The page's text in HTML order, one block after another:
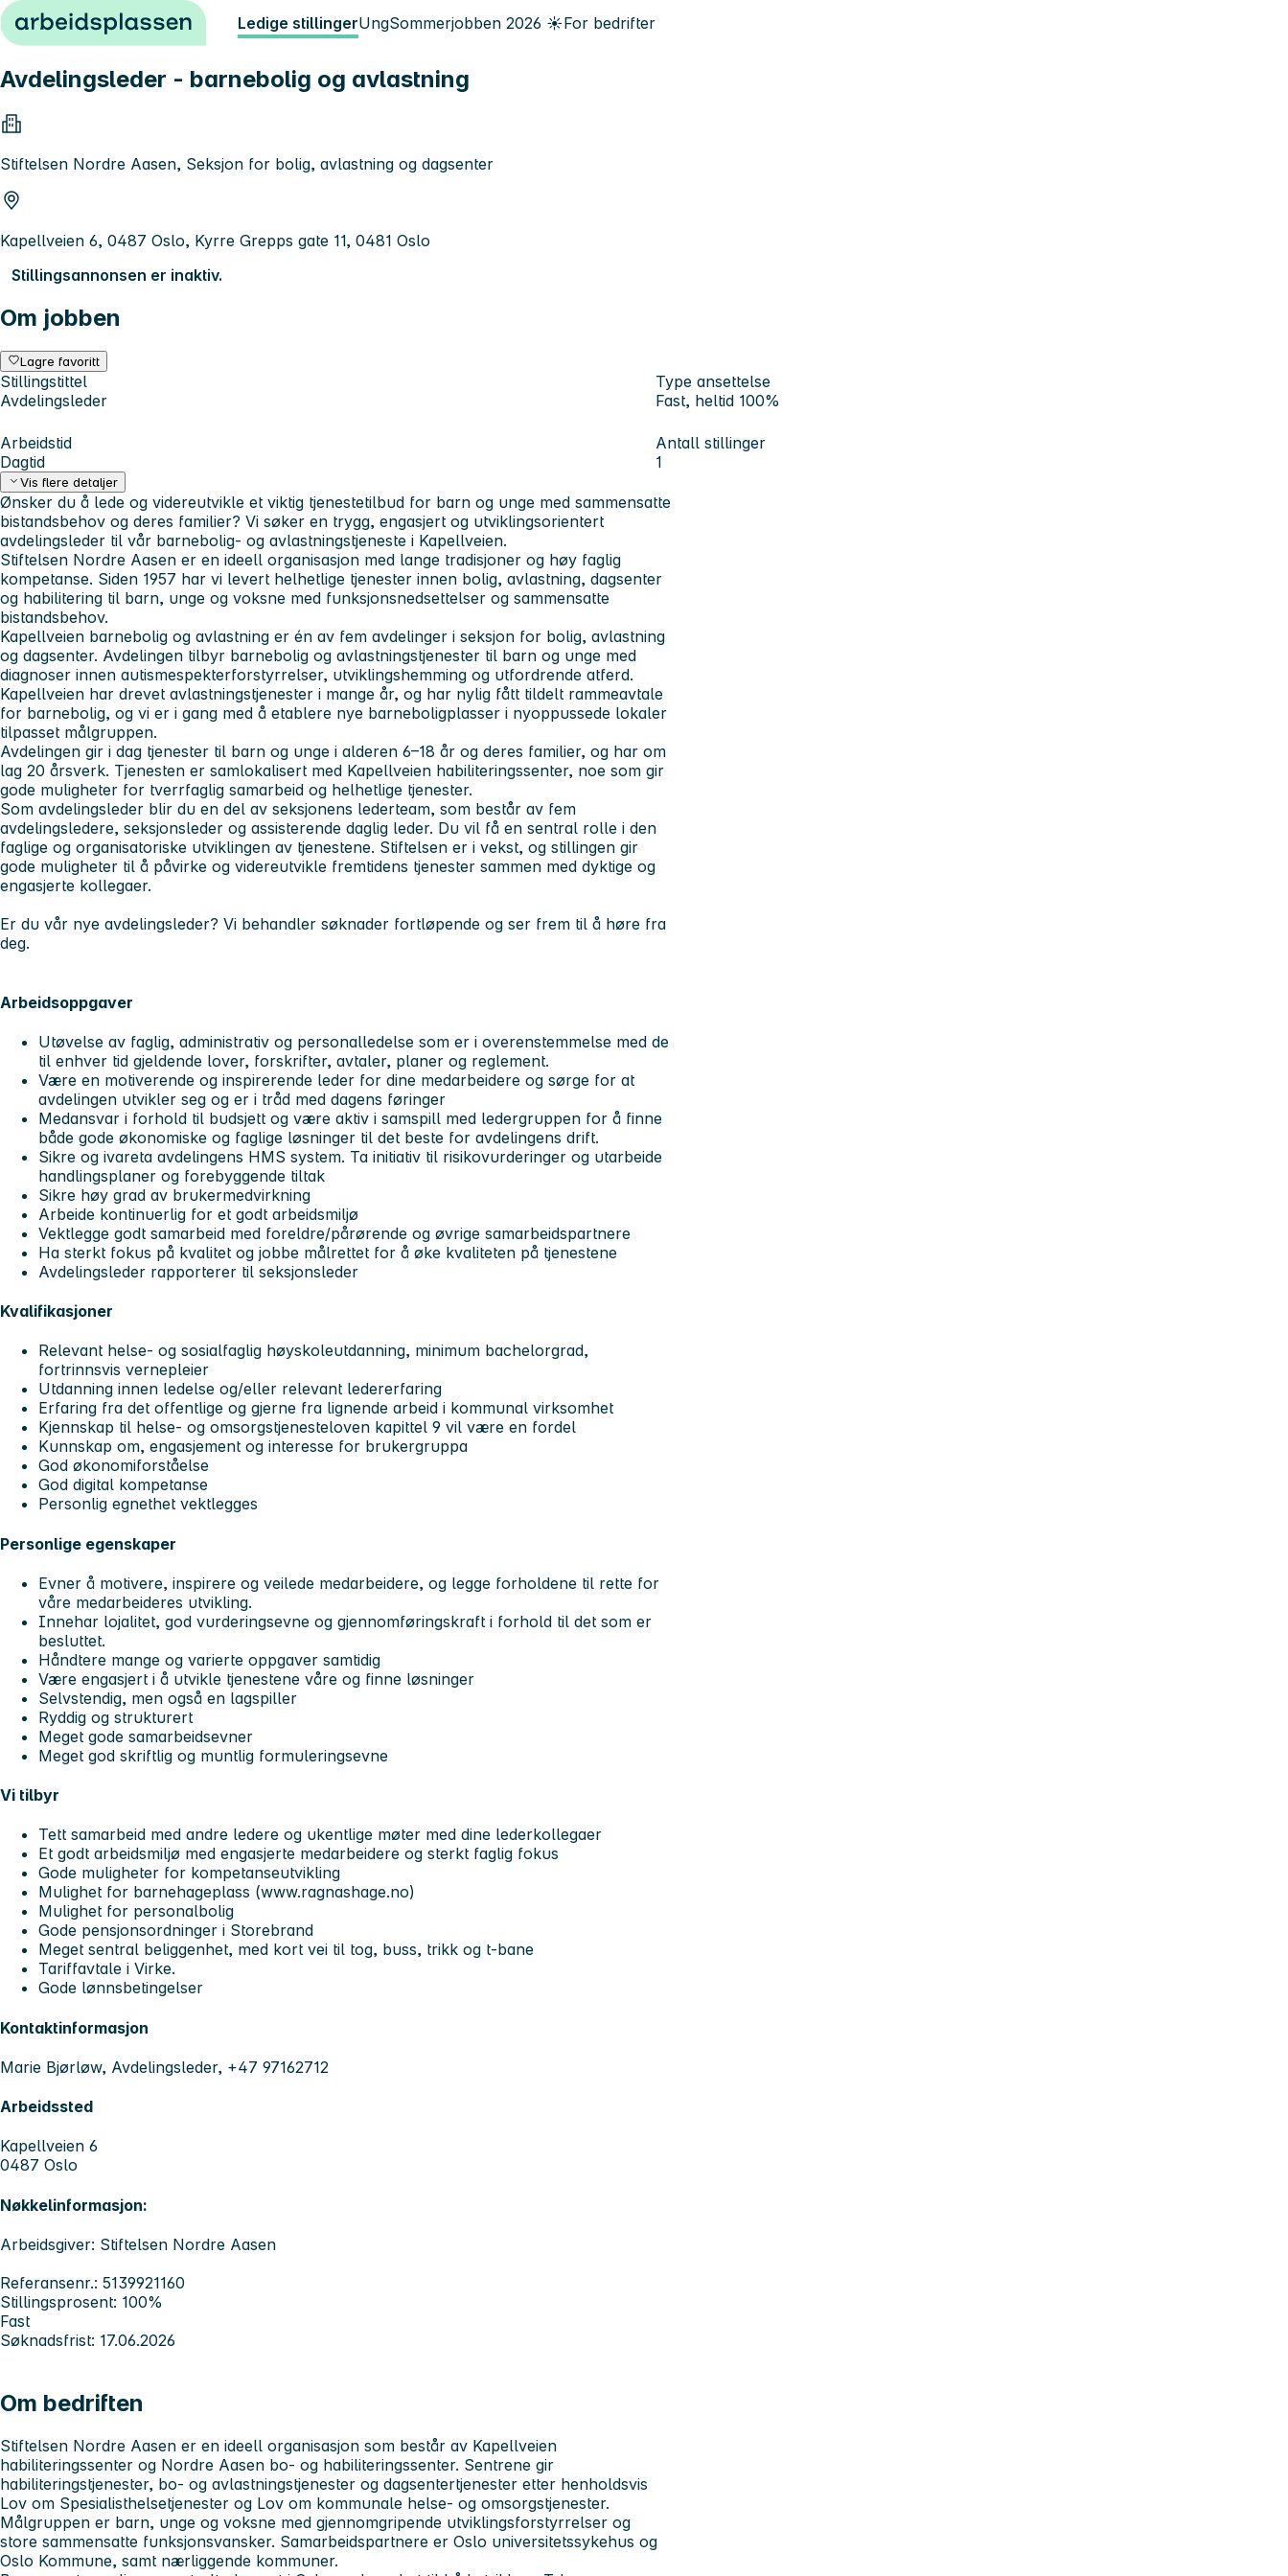
Hopp til innhold Ledige stillingerUngSommerjobben 2026 ☀️For bedrifter
Avdelingsleder - barnebolig og avlastning
Stiftelsen Nordre Aasen, Seksjon for bolig, avlastning og dagsenter
Kapellveien 6, 0487 Oslo, Kyrre Grepps gate 11, 0481 Oslo
Stillingsannonsen er inaktiv.
Om jobben
Lagre favoritt
Stillingstittel
Avdelingsleder
Type ansettelse
Fast, heltid 100%
Arbeidstid
Dagtid
Antall stillinger
1
Vis flere detaljer
Ønsker du å lede og videreutvikle et viktig tjenestetilbud for barn og unge med sammensatte
bistandsbehov og deres familier? Vi søker en trygg, engasjert og utviklingsorientert
avdelingsleder til vår barnebolig- og avlastningstjeneste i Kapellveien.
Stiftelsen Nordre Aasen er en ideell organisasjon med lange tradisjoner og høy faglig
kompetanse. Siden 1957 har vi levert helhetlige tjenester innen bolig, avlastning, dagsenter
og habilitering til barn, unge og voksne med funksjonsnedsettelser og sammensatte
bistandsbehov.
Kapellveien barnebolig og avlastning er én av fem avdelinger i seksjon for bolig, avlastning
og dagsenter. Avdelingen tilbyr barnebolig og avlastningstjenester til barn og unge med
diagnoser innen autismespekterforstyrrelser, utviklingshemming og utfordrende atferd.
Kapellveien har drevet avlastningstjenester i mange år, og har nylig fått tildelt rammeavtale
for barnebolig, og vi er i gang med å etablere nye barneboligplasser i nyoppussede lokaler
tilpasset målgruppen.
Avdelingen gir i dag tjenester til barn og unge i alderen 6–18 år og deres familier, og har om
lag 20 årsverk. Tjenesten er samlokalisert med Kapellveien habiliteringssenter, noe som gir
gode muligheter for tverrfaglig samarbeid og helhetlige tjenester.
Som avdelingsleder blir du en del av seksjonens lederteam, som består av fem
avdelingsledere, seksjonsleder og assisterende daglig leder. Du vil få en sentral rolle i den
faglige og organisatoriske utviklingen av tjenestene. Stiftelsen er i vekst, og stillingen gir
gode muligheter til å påvirke og videreutvikle fremtidens tjenester sammen med dyktige og
engasjerte kollegaer.
Er du vår nye avdelingsleder? Vi behandler søknader fortløpende og ser frem til å høre fra
deg.
Arbeidsoppgaver
Utøvelse av faglig, administrativ og personalledelse som er i overenstemmelse med de
til enhver tid gjeldende lover, forskrifter, avtaler, planer og reglement.
Være en motiverende og inspirerende leder for dine medarbeidere og sørge for at
avdelingen utvikler seg og er i tråd med dagens føringer
Medansvar i forhold til budsjett og være aktiv i samspill med ledergruppen for å finne
både gode økonomiske og faglige løsninger til det beste for avdelingens drift.
Sikre og ivareta avdelingens HMS system. Ta initiativ til risikovurderinger og utarbeide
handlingsplaner og forebyggende tiltak
Sikre høy grad av brukermedvirkning
Arbeide kontinuerlig for et godt arbeidsmiljø
Vektlegge godt samarbeid med foreldre/pårørende og øvrige samarbeidspartnere
Ha sterkt fokus på kvalitet og jobbe målrettet for å øke kvaliteten på tjenestene
Avdelingsleder rapporterer til seksjonsleder
Kvalifikasjoner
Relevant helse- og sosialfaglig høyskoleutdanning, minimum bachelorgrad,
fortrinnsvis vernepleier
Utdanning innen ledelse og/eller relevant ledererfaring
Erfaring fra det offentlige og gjerne fra lignende arbeid i kommunal virksomhet
Kjennskap til helse- og omsorgstjenesteloven kapittel 9 vil være en fordel
Kunnskap om, engasjement og interesse for brukergruppa
God økonomiforståelse
God digital kompetanse
Personlig egnethet vektlegges
Personlige egenskaper
Evner å motivere, inspirere og veilede medarbeidere, og legge forholdene til rette for
våre medarbeideres utvikling.
Innehar lojalitet, god vurderingsevne og gjennomføringskraft i forhold til det som er
besluttet.
Håndtere mange og varierte oppgaver samtidig
Være engasjert i å utvikle tjenestene våre og finne løsninger
Selvstendig, men også en lagspiller
Ryddig og strukturert
Meget gode samarbeidsevner
Meget god skriftlig og muntlig formuleringsevne
Vi tilbyr
Tett samarbeid med andre ledere og ukentlige møter med dine lederkollegaer
Et godt arbeidsmiljø med engasjerte medarbeidere og sterkt faglig fokus
Gode muligheter for kompetanseutvikling
Mulighet for barnehageplass (www.ragnashage.no)
Mulighet for personalbolig
Gode pensjonsordninger i Storebrand
Meget sentral beliggenhet, med kort vei til tog, buss, trikk og t-bane
Tariffavtale i Virke.
Gode lønnsbetingelser
Kontaktinformasjon
Marie Bjørløw, Avdelingsleder, +47 97162712
Arbeidssted
Kapellveien 6
0487 Oslo
Nøkkelinformasjon:
Arbeidsgiver: Stiftelsen Nordre Aasen
Referansenr.: 5139921160
Stillingsprosent: 100%
Fast
Søknadsfrist: 17.06.2026
Om bedriften
Stiftelsen Nordre Aasen er en ideell organisasjon som består av Kapellveien
habiliteringssenter og Nordre Aasen bo- og habiliteringssenter. Sentrene gir
habiliteringstjenester, bo- og avlastningstjenester og dagsentertjenester etter henholdsvis
Lov om Spesialisthelsetjenester og Lov om kommunale helse- og omsorgstjenester.
Målgruppen er barn, unge og voksne med gjennomgripende utviklingsforstyrrelser og
store sammensatte funksjonsvansker. Samarbeidspartnere er Oslo universitetssykehus og
Oslo Kommune, samt nærliggende kommuner.